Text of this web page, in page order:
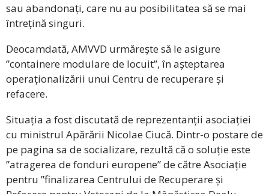
sau abandonați, care nu au posibilitatea să se mai
întrețină singuri.
Deocamdată, AMVVD urmărește să le asigure
”containere modulare de locuit”, în așteptarea
operaționalizării unui Centru de recuperare și
refacere.
Situația a fost discutată de reprezentanții asociației
cu ministrul Apărării Nicolae Ciucă. Dintr-o postare de
pe pagina sa de socializare, rezultă că o soluție este
”atragerea de fonduri europene” de către Asociație
pentru ”finalizarea Centrului de Recuperare și